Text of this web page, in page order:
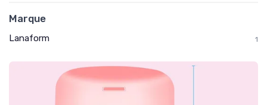
Marque
Lanaform 1